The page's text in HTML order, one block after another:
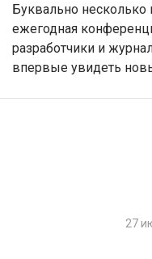
Буквально несколько
ежегодная
разработчики и
впервые увидеть
27